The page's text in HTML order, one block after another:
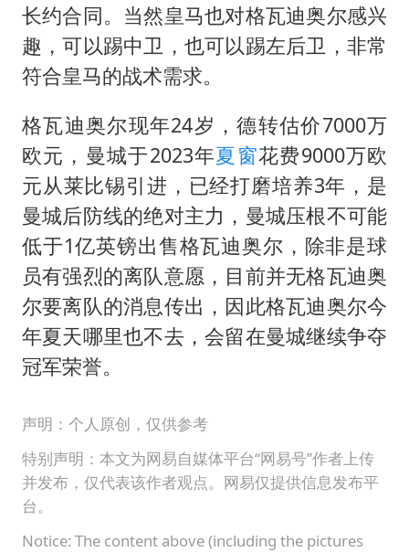
长约合同。当然皇马也对格瓦迪奥尔感兴
趣，可以踢中卫，也可以踢左后卫，非常
符合皇马的战术需求。
格瓦迪奥尔现年24岁，德转估价7000万
欧元，曼城于2023年夏窗花费9000万欧
元从莱比锡引进，已经打磨培养3年，是
曼城后防线的绝对主力，曼城压根不可能
低于1亿英镑出售格瓦迪奥尔，除非是球
员有强烈的离队意愿，目前并无格瓦迪奥
尔要离队的消息传出，因此格瓦迪奥尔今
年夏天哪里也不去，会留在曼城继续争夺
冠军荣誉。
声明：个人原创，仅供参考
特别声明：本文为网易自媒体平台“网易号”作者上传
并发布，仅代表该作者观点。网易仅提供信息发布平
台。
Notice: The content above (including the pictures